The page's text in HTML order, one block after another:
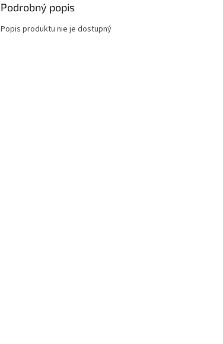
Podrobný popis
Popis produktu nie je dostupný